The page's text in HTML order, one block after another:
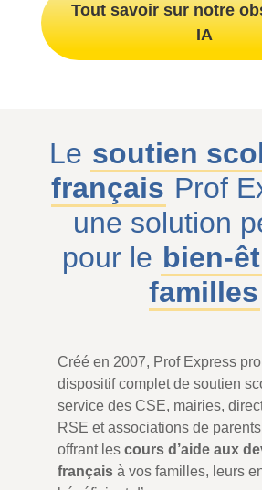
Tout savoir sur notre
IA
Le soutien
français Prof
une solution
pour le bien-
familles
Créé en 2007, Prof Express
dispositif complet de soutien
service des CSE, mairies,
RSE et associations de
offrant les cours d’aide aux
françaisà vos familles, leurs